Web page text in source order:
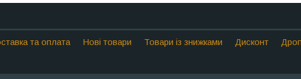
та оплата Нові товари Товари із знижками Дисконт